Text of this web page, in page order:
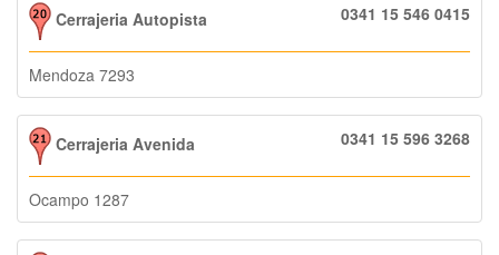
Cerrajeria Autopista 0341 15 546 0415
Mendoza 7293
Cerrajeria Avenida 0341 15 596 3268
Ocampo 1287